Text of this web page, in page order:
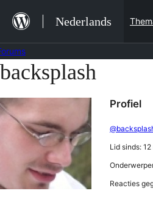
naar
de
inhoud
Nederlands
Ga
de
inhoud
backsplash
Profiel
Lid sinds:
Reacties